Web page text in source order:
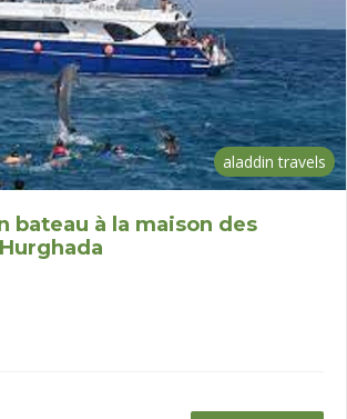
aladdin travels
bateau à la maison des